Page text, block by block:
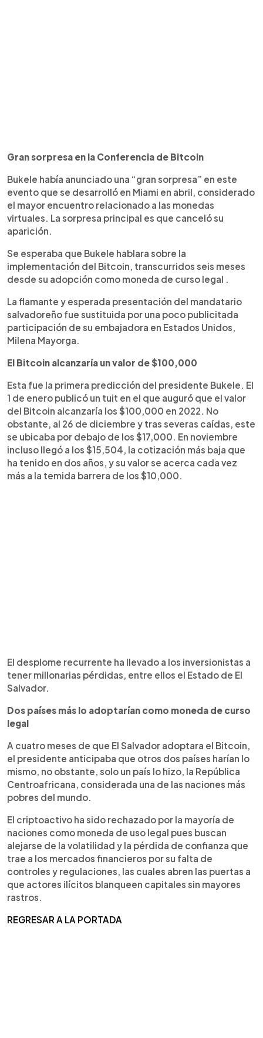
Gran sorpresa en la Conferencia de Bitcoin
Bukele había anunciado una “gran sorpresa” en este
evento que se desarrolló en Miami en abril, considerado
el mayor encuentro relacionado a las monedas
virtuales. La sorpresa principal es que canceló su
aparición.
Se esperaba que Bukele hablara sobre la
implementación del Bitcoin, transcurridos seis meses
desde su adopción como moneda de curso legal .
La flamante y esperada presentación del mandatario
salvadoreño fue sustituida por una poco publicitada
participación de su embajadora en Estados Unidos,
Milena Mayorga.
El Bitcoin alcanzaría un valor de $100,000
Esta fue la primera predicción del presidente Bukele. El
1 de enero publicó un tuit en el que auguró que el valor
del Bitcoin alcanzaría los $100,000 en 2022. No
obstante, al 26 de diciembre y tras severas caídas, este
se ubicaba por debajo de los $17,000. En noviembre
incluso llegó a los $15,504, la cotización más baja que
ha tenido en dos años, y su valor se acerca cada vez
más a la temida barrera de los $10,000.
El desplome recurrente ha llevado a los inversionistas a
tener millonarias pérdidas, entre ellos el Estado de El
Salvador.
Dos países más lo adoptarían como moneda de curso
legal
A cuatro meses de que El Salvador adoptara el Bitcoin,
el presidente anticipaba que otros dos países harían lo
mismo, no obstante, solo un país lo hizo, la República
Centroafricana, considerada una de las naciones más
pobres del mundo.
El criptoactivo ha sido rechazado por la mayoría de
naciones como moneda de uso legal pues buscan
alejarse de la volatilidad y la pérdida de confianza que
trae a los mercados financieros por su falta de
controles y regulaciones, las cuales abren las puertas a
que actores ilícitos blanqueen capitales sin mayores
rastros.
REGRESAR A LA PORTADA